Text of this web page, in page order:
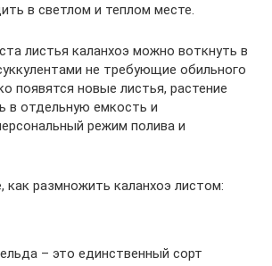
в светлом и теплом месте.
листья каланхоэ можно воткнуть в
не требующие обильного
появятся новые листья, растение
в отдельную емкость и
режим полива и
как размножить каланхоэ листом:
– это единственный сорт